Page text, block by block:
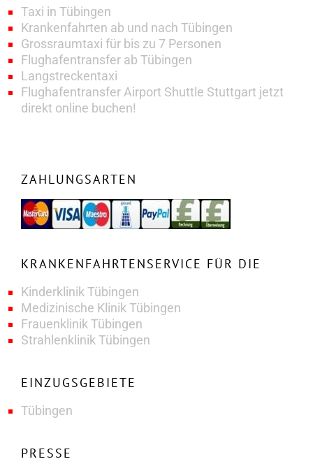
Taxi in Tübingen
Krankenfahrten ab und nach Tübingen
Grossraumtaxi für bis zu 7 Personen
Flughafentransfer ab Tübingen
Langstreckentaxi
Flughafentransfer Airport Shuttle Stuttgart jetzt
direkt online buchen!
ZAHLUNGSARTEN
KRANKENFAHRTENSERVICE FÜR DIE
Kinderklinik Tübingen
Medizinische Klinik Tübingen
Frauenklinik Tübingen
Strahlenklinik Tübingen
EINZUGSGEBIETE
Tübingen
PRESSE